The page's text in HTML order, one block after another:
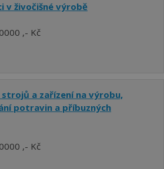
v živočišné výrobě
,- Kč
a zařízení na výrobu,
potravin a příbuzných
,- Kč